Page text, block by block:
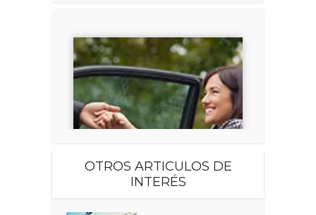
OTROS ARTICULOS DE
INTERÉS